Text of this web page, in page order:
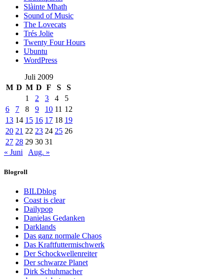
Slàinte Mhath
Sound of Music
The Lovecats
Trés Jolie
Twenty Four Hours
Ubuntu
WordPress
Juli 2009
M D M D F S
S
1
2 3 4
5
6
7 8 9 10 11 12
13 14 15 16 17 18 19
20 21 22 23 24 25 26
27 28 29 30 31
« Juni
Aug. »
Blogroll
BILDblog
Coast is clear
Dailypop
Danielas Gedanken
Darklands
Das ganz normale Chaos
Das Kraftfuttermischwerk
Der Schockwellenreiter
Der schwarze Planet
Dirk Schuhmacher